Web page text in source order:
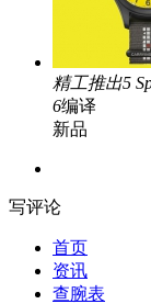
精工推出5
6编译
新品
写评论
首页
资讯
查腕表